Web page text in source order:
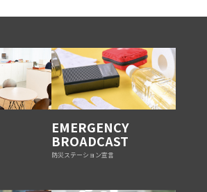
EMERGENCY
BROADCAST
防災ステーション宣言